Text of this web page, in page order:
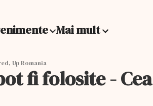
Mai mult
Up Romania
fi folosite -